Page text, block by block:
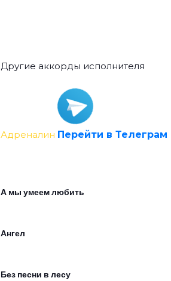
Другие аккорды исполнителя
Адреналин Перейти в Телеграм
А мы умеем любить
Ангел
Без песни в лесу